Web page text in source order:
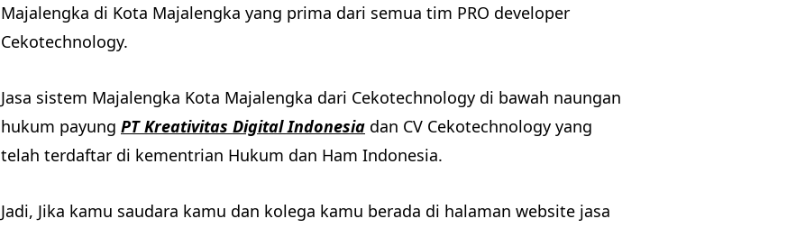
Majalengka di Kota Majalengka yang prima dari semua tim PRO developer
Cekotechnology.
Jasa sistem Majalengka Kota Majalengka dari Cekotechnology di bawah naungan
hukum payung PT Kreativitas Digital Indonesia dan CV Cekotechnology yang
telah terdaftar di kementrian Hukum dan Ham Indonesia.
Jadi, Jika kamu saudara kamu dan kolega kamu berada di halaman website jasa